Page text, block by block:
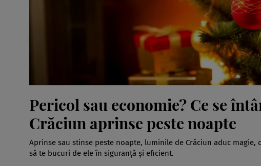
Pericol sau economie? Ce se
Crăciun aprinse peste noapte
Aprinse sau stinse peste noapte, luminile de Crăciun aduc
să te bucuri de ele în siguranță și eficient.